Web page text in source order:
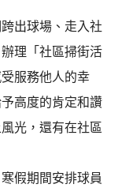
出球場、走入社
理「社區掃街活
服務他人的幸
高度的肯定和讚
光，還有在社區
假期間安排球員